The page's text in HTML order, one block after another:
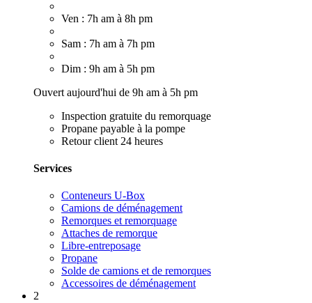
Ven : 7h am à 8h pm
Sam : 7h am à 7h pm
Dim : 9h am à 5h pm
Ouvert aujourd'hui de 9h am à 5h pm
Inspection gratuite du remorquage
Propane payable à la pompe
Retour client 24 heures
Services
Conteneurs U-Box
Camions de déménagement
Remorques et remorquage
Attaches de remorque
Libre-entreposage
Propane
Solde de camions et de remorques
Accessoires de déménagement
2